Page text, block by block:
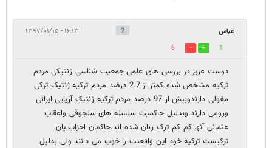
عباس ۱۶:۱۳ - ۱۳۹۷/۰۱/۱۵
1
6
دوست عزیز در بررسی های علمی جمعیت شناسی ژنتیکی مردم
ترکیه مشخص شده کمتر از 2.7 درضد مردم ترکیه ژنتیک ترکی
مغولی دارندوبیش از 97 درصد مردم ترکیه ژنتیک آریایی ایرانی
ورومی دارند وبدلیل حاکمیت سلسله های سلجوقی واعقاب
عثمانی آنها کم کم ترک زبان شده اند.حاکمان احزاب پان
ترکیست ترکیه خود این واقعیت را خوب می دانند ولی بدلیل